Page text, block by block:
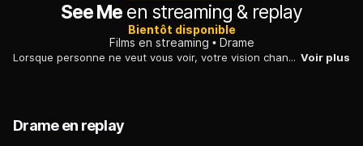
See Me en streaming & replay
Bientôt disponible
Films en streaming
Drame
Lorsque personne ne veut vous voir, votre vision change. Mais lorsque vous chutez, vous semblez faire partie de tout le monde, juste pour un court moment. Voir plus
Drame en replay